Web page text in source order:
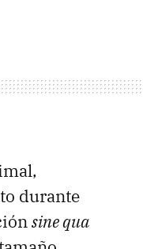
durante
sine qua